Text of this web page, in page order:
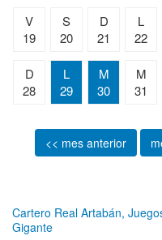
V
19
S
20
D
21
L
22
D
28
L
29
M
30
M
31
<< mes anterior
Cartero Real Artabán,
Gigante